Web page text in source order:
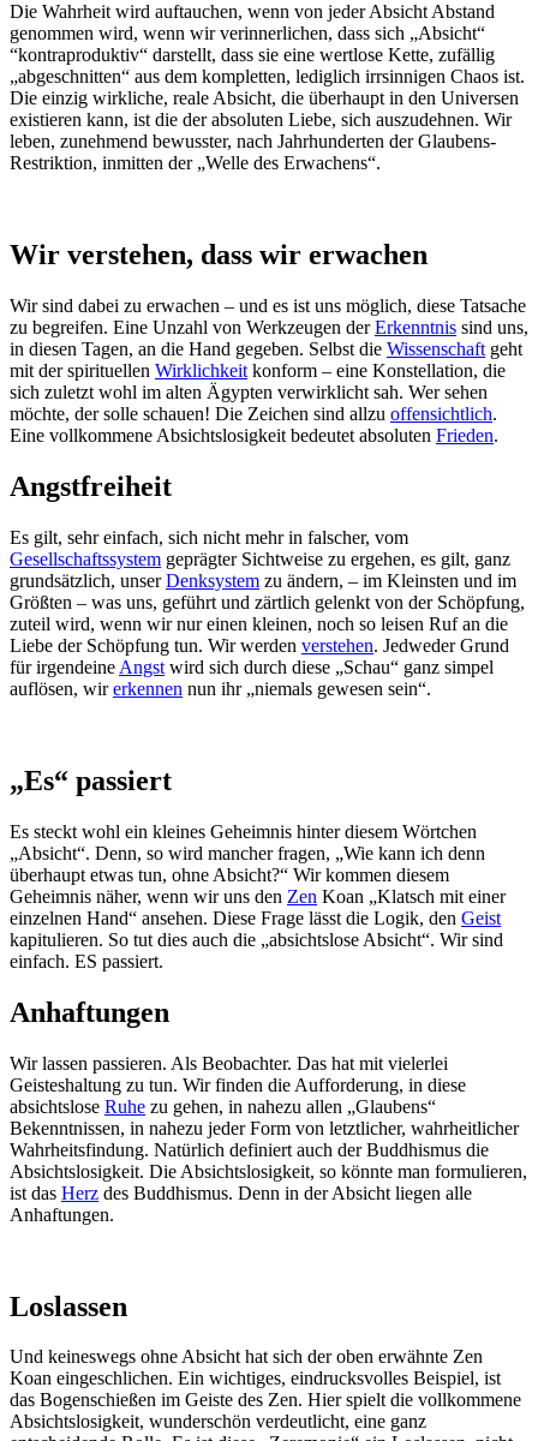
Die Wahrheit wird auftauchen, wenn von jeder Absicht Abstand
genommen wird, wenn wir verinnerlichen, dass sich „Absicht“
“kontraproduktiv“ darstellt, dass sie eine wertlose Kette, zufällig
„abgeschnitten“ aus dem kompletten, lediglich irrsinnigen Chaos ist.
Die einzig wirkliche, reale Absicht, die überhaupt in den Universen
existieren kann, ist die der absoluten Liebe, sich auszudehnen. Wir
leben, zunehmend bewusster, nach Jahrhunderten der Glaubens-
Restriktion, inmitten der „Welle des Erwachens“.
Wir verstehen, dass wir erwachen
Wir sind dabei zu erwachen – und es ist uns möglich, diese Tatsache
zu begreifen. Eine Unzahl von Werkzeugen derErkenntnis sind uns,
in diesen Tagen, an die Hand gegeben. Selbst die Wissenschaft geht
mit der spirituellen Wirklichkeit konform – eine Konstellation, die
sich zuletzt wohl im alten Ägypten verwirklicht sah. Wer sehen
möchte, der solle schauen! Die Zeichen sind allzu offensichtlich.
Eine vollkommene Absichtslosigkeit bedeutet absoluten Frieden.
Angstfreiheit
Es gilt, sehr einfach, sich nicht mehr in falscher, vom
Gesellschaftssystem geprägter Sichtweise zu ergehen, es gilt, ganz
grundsätzlich, unserDenksystem zu ändern, – im Kleinsten und im
Größten – was uns, geführt und zärtlich gelenkt von der Schöpfung,
zuteil wird, wenn wir nur einen kleinen, noch so leisen Ruf an die
Liebe der Schöpfung tun. Wir werden verstehen. Jedweder Grund
für irgendeine Angst wird sich durch diese „Schau“ ganz simpel
auflösen, wirerkennen nun ihr „niemals gewesen sein“.
„Es“ passiert
Es steckt wohl ein kleines Geheimnis hinter diesem Wörtchen
„Absicht“. Denn, so wird mancher fragen, „Wie kann ich denn
überhaupt etwas tun, ohne Absicht?“ Wir kommen diesem
Geheimnis näher, wenn wir uns den Zen Koan „Klatsch mit einer
einzelnen Hand“ ansehen. Diese Frage lässt die Logik, den Geist
kapitulieren. So tut dies auch die „absichtslose Absicht“. Wir sind
einfach. ES passiert.
Anhaftungen
Wir lassen passieren. Als Beobachter. Das hat mit vielerlei
Geisteshaltung zu tun. Wir finden die Aufforderung, in diese
absichtslose Ruhe zu gehen, in nahezu allen „Glaubens“
Bekenntnissen, in nahezu jeder Form von letztlicher, wahrheitlicher
Wahrheitsfindung. Natürlich definiert auch der Buddhismus die
Absichtslosigkeit. Die Absichtslosigkeit, so könnte man formulieren,
ist das Herz des Buddhismus. Denn in der Absicht liegen alle
Anhaftungen.
Loslassen
Und keineswegs ohne Absicht hat sich der oben erwähnte Zen
Koan eingeschlichen. Ein wichtiges, eindrucksvolles Beispiel, ist
das Bogenschießen im Geiste des Zen. Hier spielt die vollkommene
Absichtslosigkeit, wunderschön verdeutlicht, eine ganz